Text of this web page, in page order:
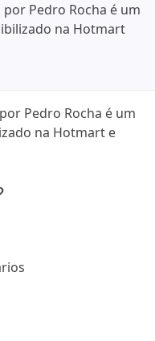
Pedro Rocha é um
na Hotmart
Pedro Rocha é um
na Hotmart e